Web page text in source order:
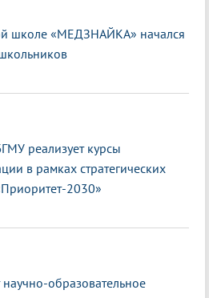
школе «МЕДЗНАЙКА» начался
реализует курсы
в рамках стратегических
2030»
научно-образовательное